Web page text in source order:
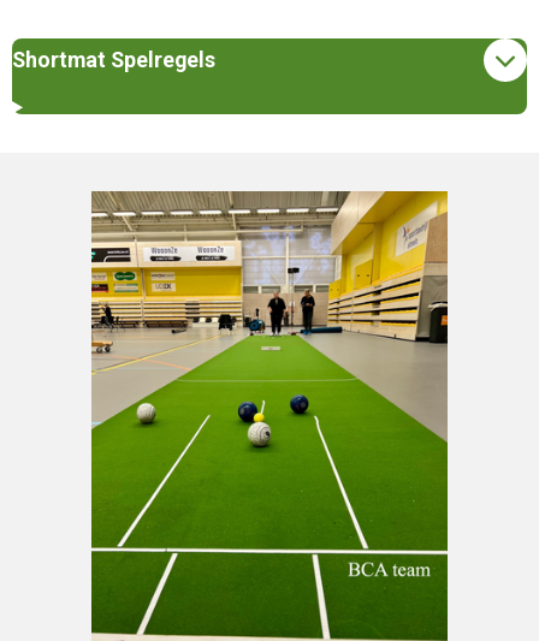
Shortmat Spelregels